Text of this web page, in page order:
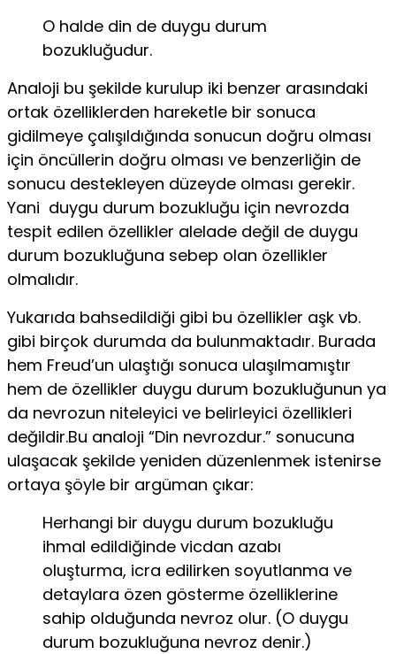
O halde din de duygu durum
bozukluğudur.
Analoji bu şekilde kurulup iki benzer arasındaki
ortak özelliklerden hareketle bir sonuca
gidilmeye çalışıldığında sonucun doğru olması
için öncüllerin doğru olması ve ben­zerliğin de
sonucu destekleyen düzeyde olması gerekir.
Yani duygu durum bozukluğu için nevrozda
tespit edilen özellik­ler alelade değil de duygu
durum bozukluğuna sebep olan özellikler
olmalıdır.
Yukarıda bahsedildiği gibi bu özellikler aşk vb.
gibi birçok durumda da bulunmaktadır. Burada
hem Freud’un ulaştığı sonuca ulaşılmamıştır
hem de özellikler duygu durum bozukluğunun ya
da nevrozun niteleyici ve be­lirleyici özellikleri
değildir.Bu analoji “Din nevrozdur.” sonucuna
ulaşacak şekilde ye­niden düzenlenmek istenirse
ortaya şöyle bir argüman çıkar:
Herhangi bir duygu durum bozukluğu
ihmal edildiğinde vicdan azabı
oluşturma, icra edilirken soyutlanma ve
detaylara özen gösterme özelliklerine
sahip olduğunda nevroz olur. (O duygu
du­rum bozukluğuna nevroz denir.)